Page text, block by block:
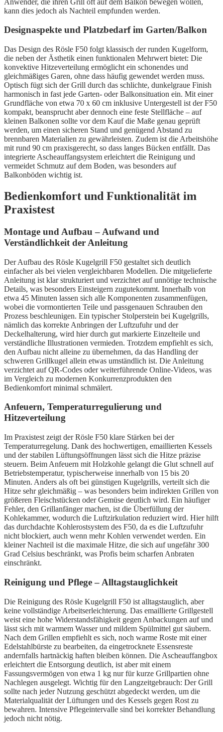
kann dies jedoch als Nachteil empfunden werden.
Designaspekte und Platzbedarf im Garten/Balkon
Das Design des Rösle F50 folgt klassisch der runden Kugelform,
die neben der Ästhetik einen funktionalen Mehrwert bietet: Die
konvektive Hitzeverteilung ermöglicht ein schonendes und
gleichmäßiges Garen, ohne dass häufig gewendet werden muss.
Optisch fügt sich der Grill durch das schlichte, dunkelgraue Finish
harmonisch in fast jede Garten- oder Balkonsituation ein. Mit einer
Grundfläche von etwa 70 x 60 cm inklusive Untergestell ist der F50
kompakt, beansprucht aber dennoch eine feste Stellfläche – auf
kleinen Balkonen sollte vor dem Kauf die Maße genau geprüft
werden, um einen sicheren Stand und genügend Abstand zu
brennbaren Materialien zu gewährleisten. Zudem ist die Arbeitshöhe
mit rund 90 cm praxisgerecht, so dass langes Bücken entfällt. Das
integrierte Ascheauffangsystem erleichtert die Reinigung und
vermeidet Schmutz auf dem Boden, was besonders auf
Balkonböden wichtig ist.
Bedienkomfort und Funktionalität im
Praxistest
Montage und Aufbau – Aufwand und
Verständlichkeit der Anleitung
Der Aufbau des Rösle Kugelgrill F50 gestaltet sich deutlich
einfacher als bei vielen vergleichbaren Modellen. Die mitgelieferte
Anleitung ist klar strukturiert und verzichtet auf unnötige technische
Details, was besonders Einsteigern zugutekommt. Innerhalb von
etwa 45 Minuten lassen sich alle Komponenten zusammenfügen,
wobei die vormontierten Teile und passgenauen Schrauben den
Prozess beschleunigen. Ein typischer Stolperstein bei Kugelgrills,
nämlich das korrekte Anbringen der Luftzufuhr und der
Deckelhalterung, wird hier durch gut markierte Einzelteile und
verständliche Illustrationen vermieden. Trotzdem empfiehlt es sich,
den Aufbau nicht alleine zu übernehmen, da das Handling der
schweren Grillkugel allein etwas umständlich ist. Die Anleitung
verzichtet auf QR-Codes oder weiterführende Online-Videos, was
im Vergleich zu modernen Konkurrenzprodukten den
Bedienkomfort minimal schmälert.
Anfeuern, Temperaturregulierung und
Hitzeverteilung
Im Praxistest zeigt der Rösle F50 klare Stärken bei der
Temperaturregelung. Dank des hochwertigen, emaillierten Kessels
und der stabilen Lüftungsöffnungen lässt sich die Hitze präzise
steuern. Beim Anfeuern mit Holzkohle gelangt die Glut schnell auf
Betriebstemperatur, typischerweise innerhalb von 15 bis 20
Minuten. Anders als oft bei günstigen Kugelgrills, verteilt sich die
Hitze sehr gleichmäßig – was besonders beim indirekten Grillen von
größeren Fleischstücken oder Gemüse deutlich wird. Ein häufiger
Fehler, den Grillanfänger machen, ist die Überfüllung der
Kohlekammer, wodurch die Luftzirkulation reduziert wird. Hier hilft
das durchdachte Kohlerostsystem des F50, da es die Luftzufuhr
nicht blockiert, auch wenn mehr Kohlen verwendet werden. Ein
kleiner Nachteil ist die maximale Hitze, die sich auf ungefähr 300
Grad Celsius beschränkt, was Profis beim scharfen Anbraten
einschränkt.
Reinigung und Pflege – Alltagstauglichkeit
Die Reinigung des Rösle Kugelgrill F50 ist alltagstauglich, aber
keine vollständige Arbeitserleichterung. Das emaillierte Grillgestell
weist eine hohe Widerstandsfähigkeit gegen Anbackungen auf und
lässt sich mit warmem Wasser und mildem Spülmittel gut säubern.
Nach dem Grillen empfiehlt es sich, noch warme Roste mit einer
Edelstahlbürste zu bearbeiten, da eingetrocknete Essensreste
andernfalls hartnäckig haften bleiben können. Die Ascheauffangbox
erleichtert die Entsorgung deutlich, ist aber mit einem
Fassungsvermögen von etwa 1 kg nur für kurze Grillpartien ohne
Nachlegen ausgelegt. Wichtig für den Langzeitgebrauch: Der Grill
sollte nach jeder Nutzung geschützt abgedeckt werden, um die
Materialqualität der Lüftungen und des Kessels gegen Rost zu
bewahren. Intensive Pflegeintervalle sind bei korrekter Behandlung
jedoch nicht nötig.